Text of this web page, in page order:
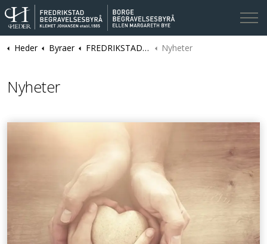
Kontakt oss
Heder Byraer FREDRIKSTAD | Fredrikstad og Borge Begravelsesbyråer | Klemet Johansen Nyheter
Nyheter